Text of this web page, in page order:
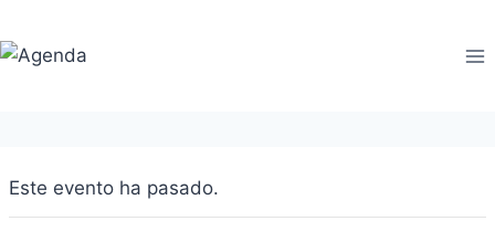
al
contenido
Este evento ha pasado.